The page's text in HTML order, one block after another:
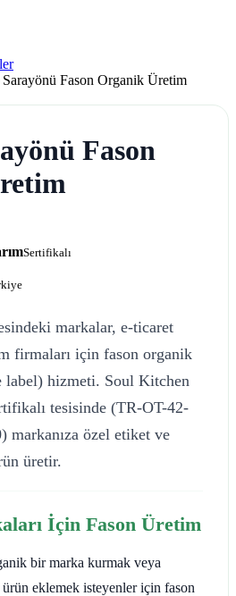
Fason Organik Üretim
Fason
Sertifikalı
markalar, e-ticaret
firmaları için fason organik
label) hizmeti. Soul Kitchen
tesisinde (TR-OT-42-
markanıza özel etiket ve
üretir.
İçin Fason Üretim
bir marka kurmak veya
eklemek isteyenler için fason